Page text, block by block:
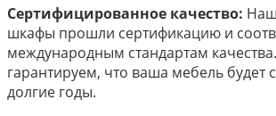
Сертифицированное качество:
шкафы прошли сертификацию и
международным стандартам
гарантируем, что ваша мебель будет
долгие годы.